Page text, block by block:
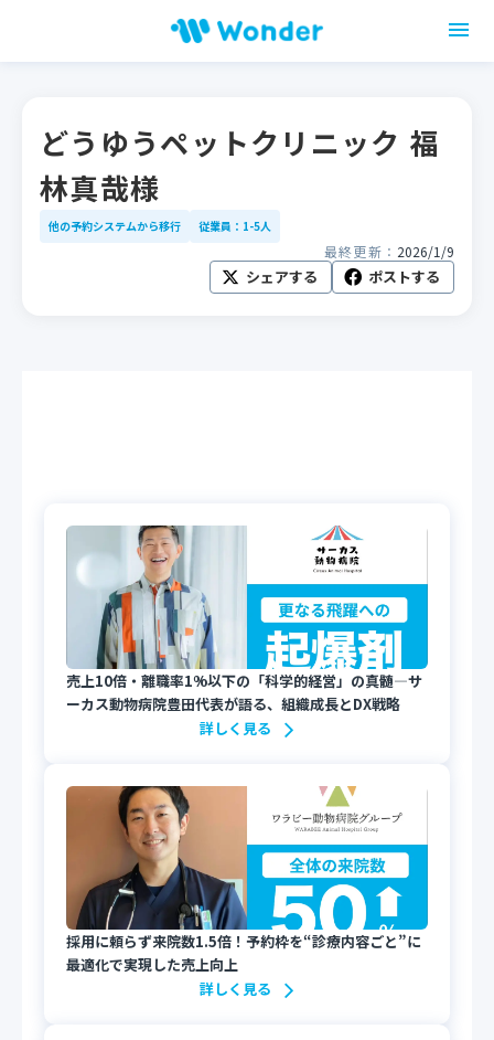
どうゆうペットクリニック 福
林真哉様
他の予約システムから移行 従業員：1-5人
最終更新： 2026/1/9
シェアする ポストする
売上10倍・離職率1%以下の「科学的経営」の真髄—サ
ーカス動物病院豊田代表が語る、組織成長とDX戦略
詳しく見る
採用に頼らず来院数1.5倍！予約枠を“診療内容ごと”に
最適化で実現した売上向上
詳しく見る